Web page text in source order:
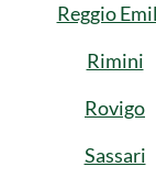
Reggio
Rimini
Rovigo
Sassari